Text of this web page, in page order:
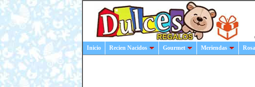
Inicio Recien Nacidos Gourmet Meriendas